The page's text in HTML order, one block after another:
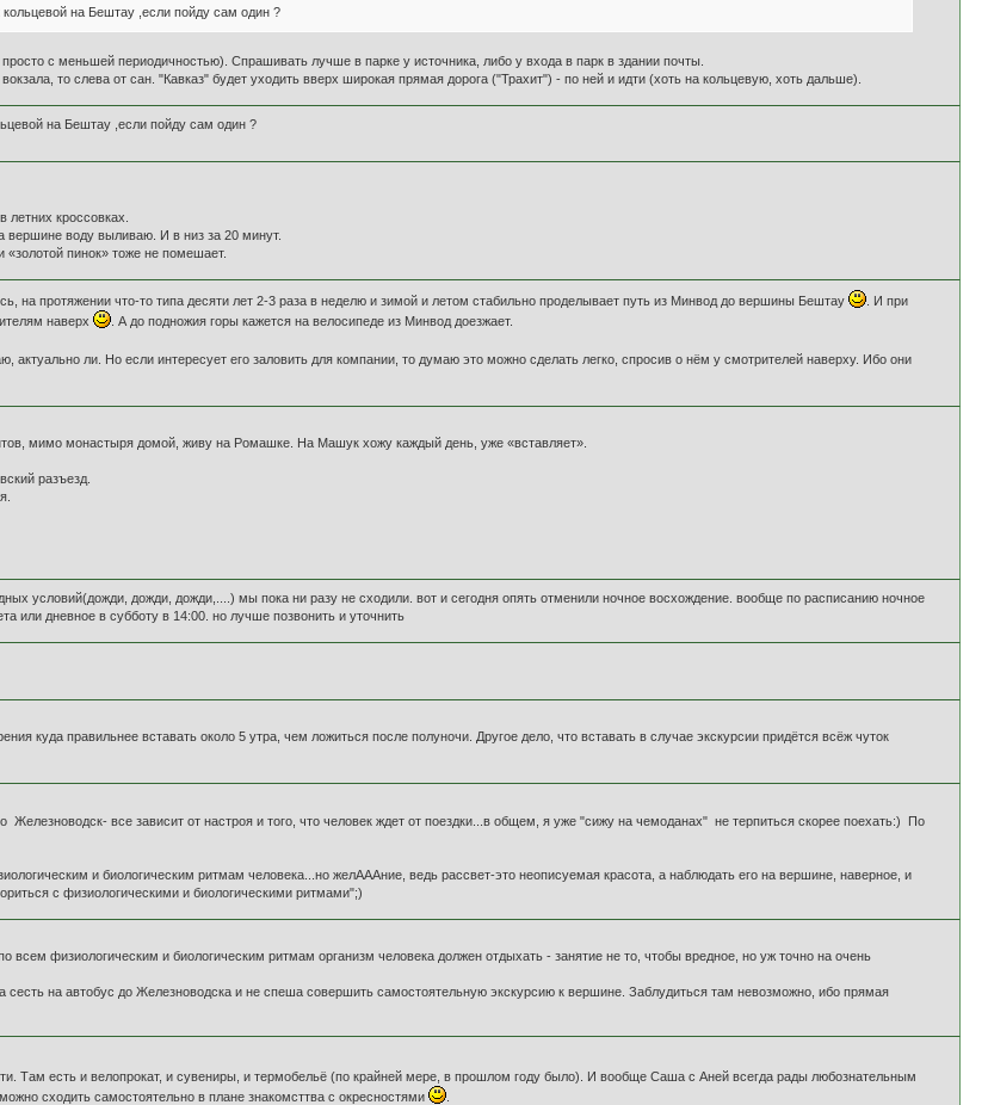
на Бештау ,если пойду сам один ?
с меньшей периодичностью). Спрашивать лучше в парке у источника, либо у входа в парк в здании почты.
то слева от сан. "Кавказ" будет уходить вверх широкая прямая дорога ("Трахит") - по ней и идти (хоть на кольцевую, хоть дальше).
на Бештау ,если пойду сам один ?
летних кроссовках.
вершине воду выливаю. И в низ за 20 минут.
пинок» тоже не помешает.
на протяжении что-то типа десяти лет 2-3 раза в неделю и зимой и летом стабильно проделывает путь из Минвод до вершины Бештау
. И при
наверх
. А до подножия горы кажется на велосипеде из Минвод доезжает.
актуально ли. Но если интересует его заловить для компании, то думаю это можно сделать легко, спросив о нём у смотрителей наверху. Ибо они
мимо монастыря домой, живу на Ромашке. На Машук хожу каждый день, уже «вставляет».
разъезд.
условий(дожди, дожди, дожди,....) мы пока ни разу не сходили. вот и сегодня опять отменили ночное восхождение. вообще по расписанию ночное
или дневное в субботу в 14:00. но лучше позвонить и уточнить
куда правильнее вставать около 5 утра, чем ложиться после полуночи. Другое дело, что вставать в случае экскурсии придётся всёж чуток
Железноводск- все зависит от настроя и того, что человек ждет от поездки...в общем, я уже "сижу на чемоданах" не терпиться скорее поехать:) По
и биологическим ритмам человека...но желАААние, ведь рассвет-это неописуемая красота, а наблюдать его на вершине, наверное, и
с физиологическими и биологическими ритмами";)
всем физиологическим и биологическим ритмам организм человека должен отдыхать - занятие не то, чтобы вредное, но уж точно на очень
сесть на автобус до Железноводска и не спеша совершить самостоятельную экскурсию к вершине. Заблудиться там невозможно, ибо прямая
Там есть и велопрокат, и сувениры, и термобельё (по крайней мере, в прошлом году было). И вообще Саша с Аней всегда рады любознательным
сходить самостоятельно в плане знакомсттва с окресностями